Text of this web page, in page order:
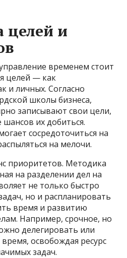
целей и
временем стоит
целей — как
и личных. Согласно
школы бизнеса,
записывают свои цели,
их добиться.
сосредоточиться на
на мелочи.
приоритетов. Методика
на разделении дел на
не только быстро
но и распланировать
время и развитию
Например, срочное, но
делегировать или
освобождая ресурс
задач.